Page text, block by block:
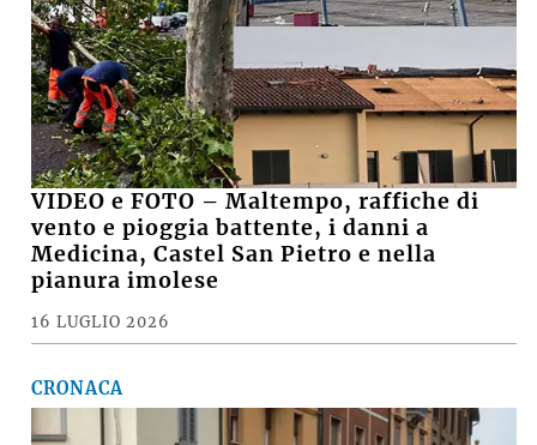
VIDEO e FOTO – Maltempo, raffiche di
vento e pioggia battente, i danni a
Medicina, Castel San Pietro e nella
pianura imolese
16 LUGLIO 2026
CRONACA